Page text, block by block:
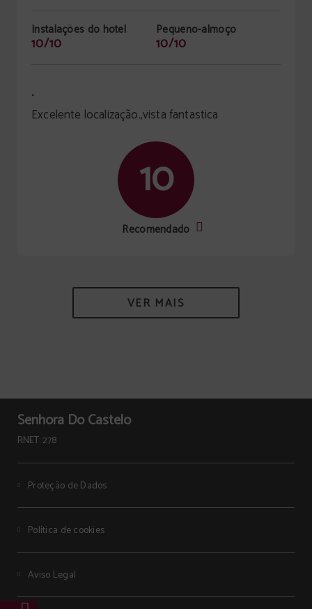
Instalações do hotel
10/10
Pequeno-almoço
10/10
.
Excelente localização.,vista fantastica
10
Recomendado
VER MAIS
Senhora Do Castelo
RNET: 278
Proteção de Dados
Política de cookies
Aviso Legal